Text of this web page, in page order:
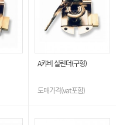
A캬비 실린더(구형)
도매가격(vat포함)